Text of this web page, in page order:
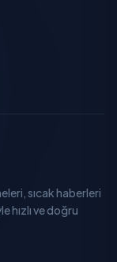
sıcak haberleri
hızlı ve doğru